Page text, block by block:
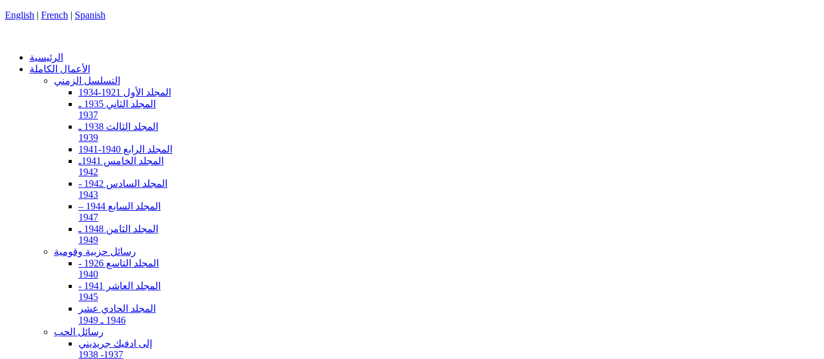
English | French | Spanish
الرئيسية
الأعمال الكاملة
التسلسل الزمني
المجلد الأول 1921-1934
المجلد الثاني 1935 ـ
1937
المجلد الثالث 1938 ـ
1939
المجلد الرابع 1940-1941
المجلد الخامس 1941ـ
1942
المجلد السادس 1942 -
1943
المجلد السابع 1944 –
1947
المجلد الثامن 1948 ـ
1949
رسائل حزبية وقومية
المجلد التاسع 1926 -
1940
المجلد العاشر 1941 -
1945
المجلد الحادي عشر
1946 ـ 1949
رسائل الحب
إلى ادفيك جريديني
1937- 1938